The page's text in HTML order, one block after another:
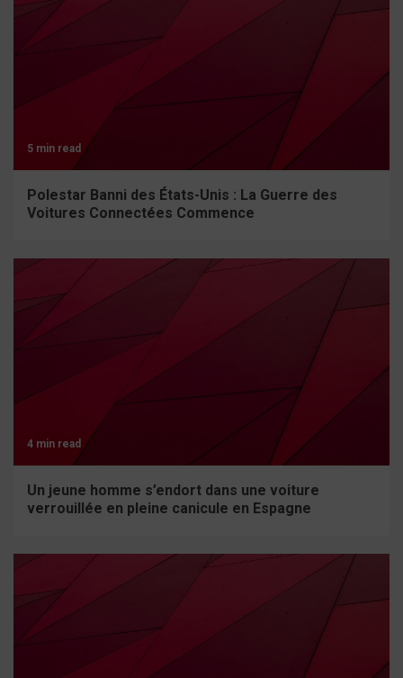
5 min read
Polestar Banni des États-Unis : La Guerre des
Voitures Connectées Commence
4 min read
Un jeune homme s’endort dans une voiture
verrouillée en pleine canicule en Espagne